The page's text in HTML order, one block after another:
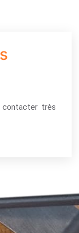
contacter très